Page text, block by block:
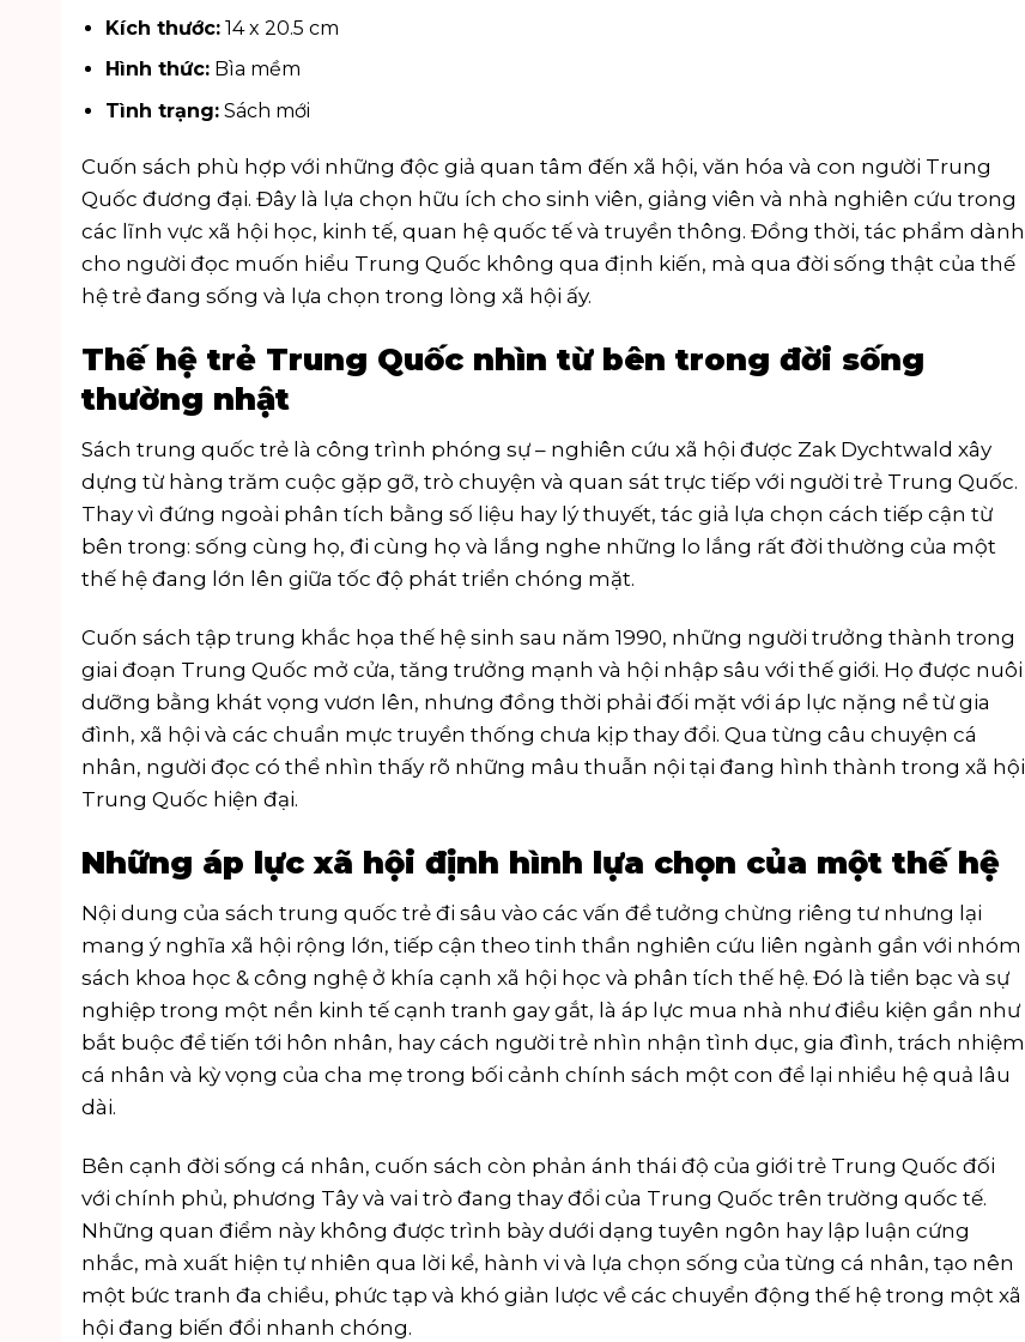
Kích thước: 14 x 20.5 cm
Hình thức: Bìa mềm
Tình trạng: Sách mới
Cuốn sách phù hợp với những độc giả quan tâm đến xã hội, văn hóa và con người Trung
Quốc đương đại. Đây là lựa chọn hữu ích cho sinh viên, giảng viên và nhà nghiên cứu trong
các lĩnh vực xã hội học, kinh tế, quan hệ quốc tế và truyền thông. Đồng thời, tác phẩm dành
cho người đọc muốn hiểu Trung Quốc không qua định kiến, mà qua đời sống thật của thế
hệ trẻ đang sống và lựa chọn trong lòng xã hội ấy.
Thế hệ trẻ Trung Quốc nhìn từ bên trong đời sống
thường nhật
Sách trung quốc trẻ là công trình phóng sự – nghiên cứu xã hội được Zak Dychtwald xây
dựng từ hàng trăm cuộc gặp gỡ, trò chuyện và quan sát trực tiếp với người trẻ Trung Quốc.
Thay vì đứng ngoài phân tích bằng số liệu hay lý thuyết, tác giả lựa chọn cách tiếp cận từ
bên trong: sống cùng họ, đi cùng họ và lắng nghe những lo lắng rất đời thường của một
thế hệ đang lớn lên giữa tốc độ phát triển chóng mặt.
Cuốn sách tập trung khắc họa thế hệ sinh sau năm 1990, những người trưởng thành trong
giai đoạn Trung Quốc mở cửa, tăng trưởng mạnh và hội nhập sâu với thế giới. Họ được nuôi
dưỡng bằng khát vọng vươn lên, nhưng đồng thời phải đối mặt với áp lực nặng nề từ gia
đình, xã hội và các chuẩn mực truyền thống chưa kịp thay đổi. Qua từng câu chuyện cá
nhân, người đọc có thể nhìn thấy rõ những mâu thuẫn nội tại đang hình thành trong xã hội
Trung Quốc hiện đại.
Những áp lực xã hội định hình lựa chọn của một thế hệ
Nội dung của sách trung quốc trẻ đi sâu vào các vấn đề tưởng chừng riêng tư nhưng lại
mang ý nghĩa xã hội rộng lớn, tiếp cận theo tinh thần nghiên cứu liên ngành gần với nhóm
sách khoa học & công nghệở khía cạnh xã hội học và phân tích thế hệ. Đó là tiền bạc và sự
nghiệp trong một nền kinh tế cạnh tranh gay gắt, là áp lực mua nhà như điều kiện gần như
bắt buộc để tiến tới hôn nhân, hay cách người trẻ nhìn nhận tình dục, gia đình, trách nhiệm
cá nhân và kỳ vọng của cha mẹ trong bối cảnh chính sách một con để lại nhiều hệ quả lâu
dài.
Bên cạnh đời sống cá nhân, cuốn sách còn phản ánh thái độ của giới trẻ Trung Quốc đối
với chính phủ, phương Tây và vai trò đang thay đổi của Trung Quốc trên trường quốc tế.
Những quan điểm này không được trình bày dưới dạng tuyên ngôn hay lập luận cứng
nhắc, mà xuất hiện tự nhiên qua lời kể, hành vi và lựa chọn sống của từng cá nhân, tạo nên
một bức tranh đa chiều, phức tạp và khó giản lược về các chuyển động thế hệ trong một xã
hội đang biến đổi nhanh chóng.